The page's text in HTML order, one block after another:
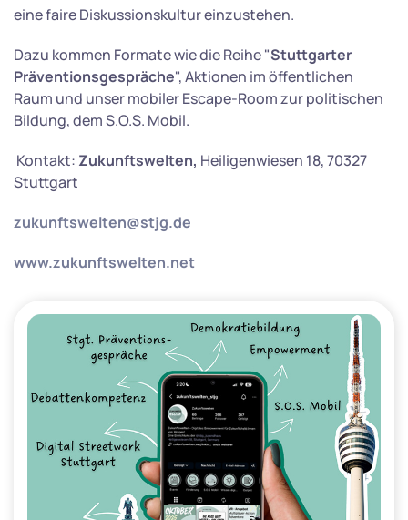
eine faire Diskussionskultur einzustehen.
Dazu kommen Formate wie die Reihe "Stuttgarter
Präventionsgespräche", Aktionen im öffentlichen
Raum und unser mobiler Escape-Room zur politischen
Bildung, dem S.O.S. Mobil.
Kontakt: Zukunftswelten, Heiligenwiesen 18, 70327
Stuttgart
zukunftswelten@stjg.de
www.zukunftswelten.net